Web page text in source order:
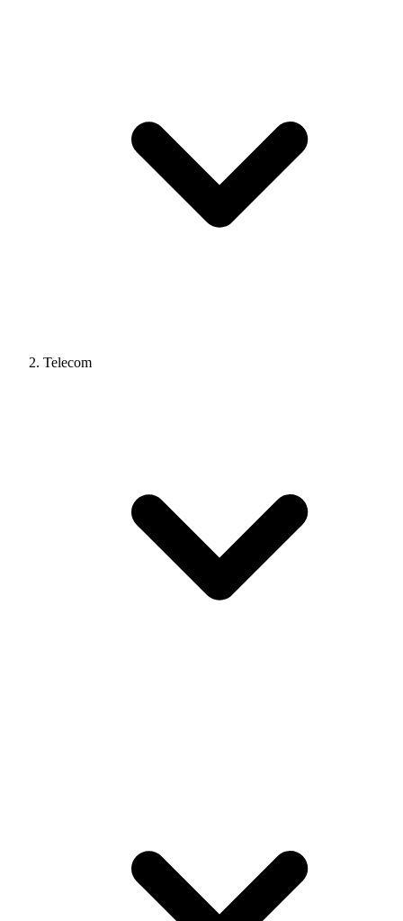
Telecom